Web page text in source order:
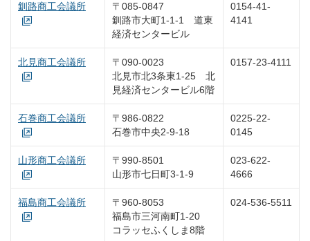
釧路商工会議所
〒085-0847
釧路市大町1-1-1 道東
経済センタービル
0154-41-
4141
北見商工会議所
〒090-0023
北見市北3条東1-25 北
見経済センタービル6階
0157-23-4111
石巻商工会議所
〒986-0822
石巻市中央2-9-18
0225-22-
0145
山形商工会議所
〒990-8501
山形市七日町3-1-9
023-622-
4666
福島商工会議所
〒960-8053
福島市三河南町1-20
コラッセふくしま8階
024-536-5511